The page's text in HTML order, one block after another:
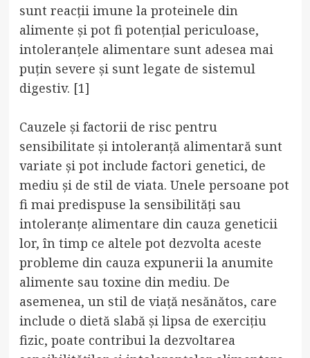
sunt reacții imune la proteinele din
alimente și pot fi potențial periculoase,
intoleranțele alimentare sunt adesea mai
puțin severe și sunt legate de sistemul
digestiv. [1]
Cauzele și factorii de risc pentru
sensibilitate și intoleranță alimentară sunt
variate și pot include factori genetici, de
mediu și de stil de viata. Unele persoane pot
fi mai predispuse la sensibilități sau
intoleranțe alimentare din cauza geneticii
lor, în timp ce altele pot dezvolta aceste
probleme din cauza expunerii la anumite
alimente sau toxine din mediu. De
asemenea, un stil de viață nesănătos, care
include o dietă slabă și lipsa de exercițiu
fizic, poate contribui la dezvoltarea